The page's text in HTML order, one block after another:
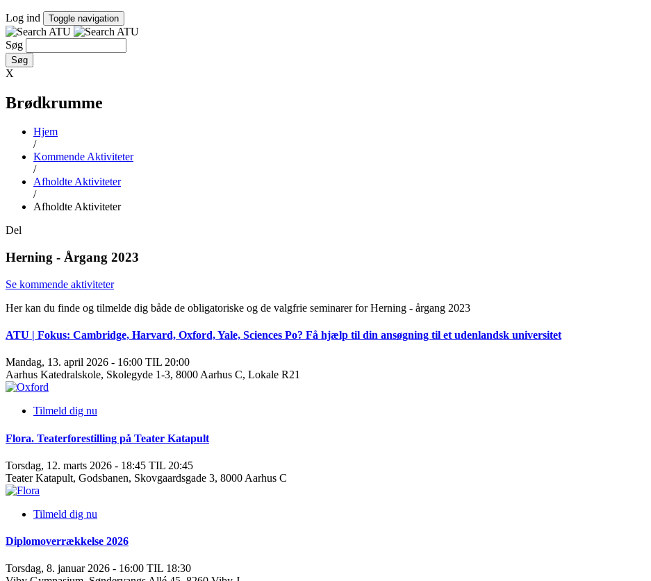
Log ind Toggle navigation
Søg
X
Brødkrumme
Hjem
/
Kommende Aktiviteter
/
Afholdte Aktiviteter
/
Afholdte Aktiviteter
Del
Herning - Årgang 2023
Se kommende aktiviteter
Her kan du finde og tilmelde dig både de obligatoriske og de valgfrie seminarer for Herning - årgang 2023
ATU | Fokus: Cambridge, Harvard, Oxford, Yale, Sciences Po? Få hjælp til din ansøgning til et udenlandsk universitet
Mandag, 13. april 2026 - 16:00 TIL 20:00
Aarhus Katedralskole, Skolegyde 1-3, 8000 Aarhus C, Lokale R21
Tilmeld dig nu
Flora. Teaterforestilling på Teater Katapult
Torsdag, 12. marts 2026 - 18:45 TIL 20:45
Teater Katapult, Godsbanen, Skovgaardsgade 3, 8000 Aarhus C
Tilmeld dig nu
Diplomoverrækkelse 2026
Torsdag, 8. januar 2026 - 16:00 TIL 18:30